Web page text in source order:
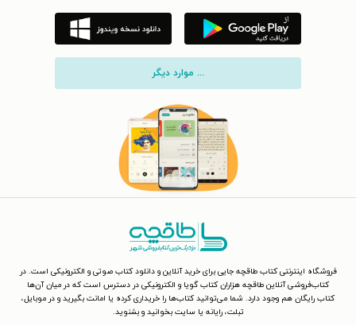
... موارد دیگر
فروشگاه اینترنتی کتاب طاقچه جایی برای خرید آنلاین و دانلود کتاب صوتی و الکترونیکی است. در
کتاب‌فروشی آنلاین طاقچه هزاران کتاب گویا و الکترونیکی در دسترس است که در میان آن‌ها
کتاب رایگان هم وجود دارد. شما می‌توانید کتاب‌ها را خریداری کرده یا امانت بگیرید و در موبایل،
تبلت، رایانه یا سایت بخوانید و بشنوید.